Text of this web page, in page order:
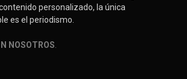
personalizado, la única
es el periodismo.
NOSOTROS